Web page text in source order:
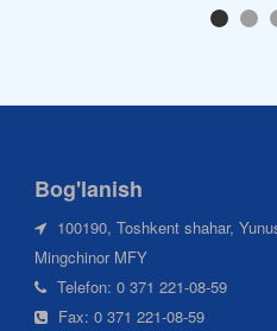
Bog'lanish
100190, Toshkent shahar,
Mingchinor MFY
Telefon: 0 371 221-08-59
Fax: 0 371 221-08-59